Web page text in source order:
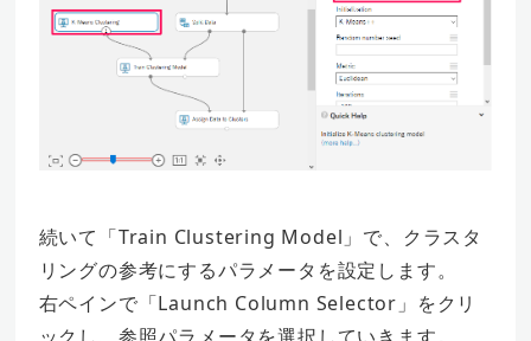
続いて「Train Clustering Model」で、クラスタ
リングの参考にするパラメータを設定します。
右ペインで「Launch Column Selector」をクリ